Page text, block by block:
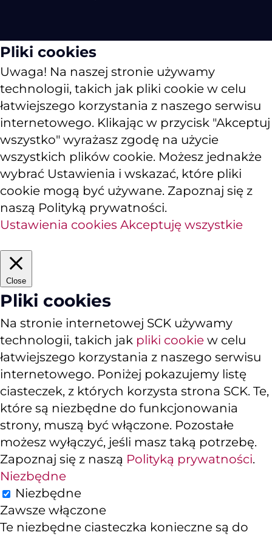
Pliki cookies
Uwaga! Na naszej stronie używamy
technologii, takich jak pliki cookie w celu
łatwiejszego korzystania z naszego serwisu
internetowego. Klikając w przycisk "Akceptuj
wszystko" wyrażasz zgodę na użycie
wszystkich plików cookie. Możesz jednakże
wybrać Ustawienia i wskazać, które pliki
cookie mogą być używane. Zapoznaj się z
naszą Polityką prywatności.
Ustawienia cookies Akceptuję wszystkie
Close
Pliki cookies
Na stronie internetowej SCK używamy
technologii, takich jak pliki cookie w celu
łatwiejszego korzystania z naszego serwisu
internetowego. Poniżej pokazujemy listę
ciasteczek, z których korzysta strona SCK. Te,
które są niezbędne do funkcjonowania
strony, muszą być włączone. Pozostałe
możesz wyłączyć, jeśli masz taką potrzebę.
Zapoznaj się z naszą Polityką prywatności.
Niezbędne
Niezbędne
Zawsze włączone
Te niezbędne ciasteczka konieczne są do